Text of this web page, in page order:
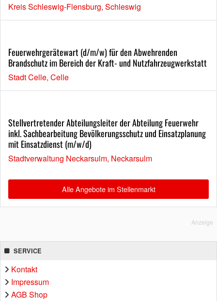
Kreis Schleswig-Flensburg, Schleswig
Feuerwehrgerätewart (d/m/w) für den Abwehrenden
Brandschutz im Bereich der Kraft- und Nutzfahrzeugwerkstatt
Stadt Celle, Celle
Stellvertretender Abteilungsleiter der Abteilung Feuerwehr
inkl. Sachbearbeitung Bevölkerungsschutz und Einsatzplanung
mit Einsatzdienst (m/w/d)
Stadtverwaltung Neckarsulm, Neckarsulm
Alle Angebote im Stellenmarkt
Anzeige
SERVICE
Kontakt
Impressum
AGB Shop